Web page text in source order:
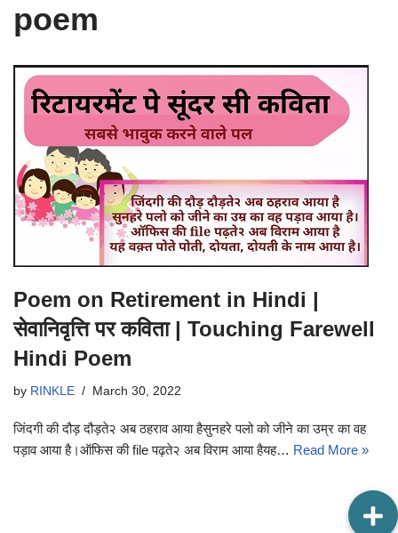
poem
Poem on Retirement in Hindi |
सेवानिवृत्ति पर कविता | Touching Farewell
Hindi Poem
by RINKLE March 30, 2022
जिंदगी की दौड़ दौड़ते२ अब ठहराव आया हैसुनहरे पलो को जीने का उम्र का वह
पड़ाव आया है।ऑफिस की file पढ़ते२ अब विराम आया हैयह… Read More »